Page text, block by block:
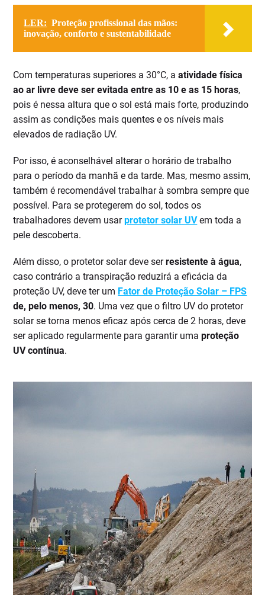
LER: Proteção profissional das mãos:
inovação, conforto e sustentabilidade
Com temperaturas superiores a 30°C, aatividade física
ao ar livre deve ser evitada entre as 10 e as 15 horas,
pois é nessa altura que o sol está mais forte, produzindo
assim as condições mais quentes e os níveis mais
elevados de radiação UV.
Por isso, é aconselhável alterar o horário de trabalho
para o período da manhã e da tarde. Mas, mesmo assim,
também é recomendável trabalhar à sombra sempre que
possível. Para se protegerem do sol, todos os
trabalhadores devem usarprotetor solar UVem toda a
pele descoberta.
Além disso, o protetor solar deve serresistente à água,
caso contrário a transpiração reduzirá a eficácia da
proteção UV, deve ter um Fator de Proteção Solar – FPS
de, pelo menos, 30. Uma vez que o filtro UV do protetor
solar se torna menos eficaz após cerca de 2 horas, deve
ser aplicado regularmente para garantir umaproteção
UV contínua.